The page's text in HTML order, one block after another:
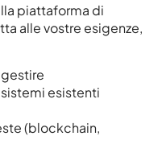
piattaforma di
alle vostre esigenze,
esistenti
(blockchain,